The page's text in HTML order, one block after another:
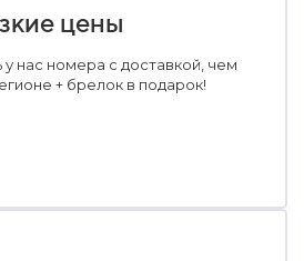
цены
у нас номера с доставкой, чем
+ брелок в подарок!